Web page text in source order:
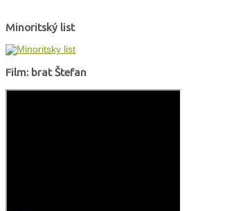
Minoritský list
Film: brat Štefan